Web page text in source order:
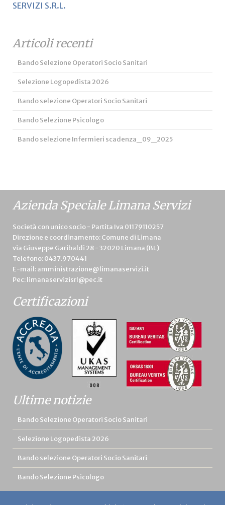
SERVIZI S.R.L.
Articoli recenti
Bando Selezione Operatori Socio Sanitari
Selezione Logopedista 2026
Bando selezione Operatori Socio Sanitari
Bando Selezione Psicologo
Bando selezione Infermieri scadenza_09_2025
Azienda Speciale Limana Servizi
Società con unico socio - Partita Iva 01179110257
Direzione e coordinamento: Comune di Limana
via Giuseppe Garibaldi 28 - 32020 Limana (BL)
Telefono:0437.970441
E-mail:amministrazione@limanaservizi.it
Pec:limanaservizisrl@pec.it
Certificazioni
Ultime notizie
Bando Selezione Operatori Socio Sanitari
Selezione Logopedista 2026
Bando selezione Operatori Socio Sanitari
Bando Selezione Psicologo